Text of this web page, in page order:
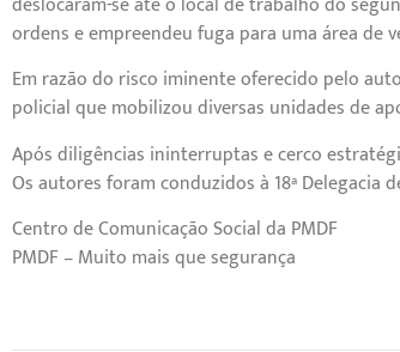
ordens e empreendeu fuga para uma área de
Em razão do risco iminente oferecido pelo
policial que mobilizou diversas unidades de
Após diligências ininterruptas e cerco
Os autores foram conduzidos à 18ª Delegacia
Centro de Comunicação Social da PMDF
PMDF – Muito mais que segurança